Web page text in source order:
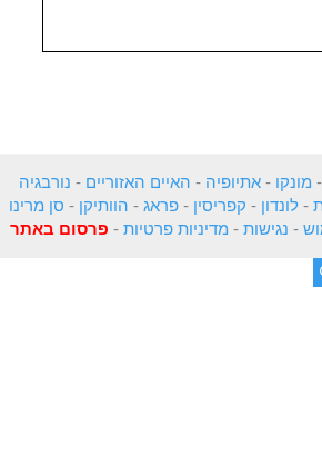
- מונקו - אתיופיה - האיים האזוריים - נורבגיה
-לונדון - קפריסין -פראג - הוותיקן - סן מרינו
- נגישות - מדיניות פרטיות - פרסום באתר